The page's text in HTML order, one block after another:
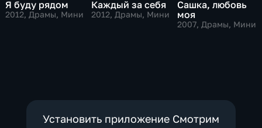
Я буду рядом
2012, Драмы, Мини
Каждый за себя
2012, Драмы, Мини
Сашка, любовь
моя
2007, Драмы, Мини
Установить приложение Смотрим